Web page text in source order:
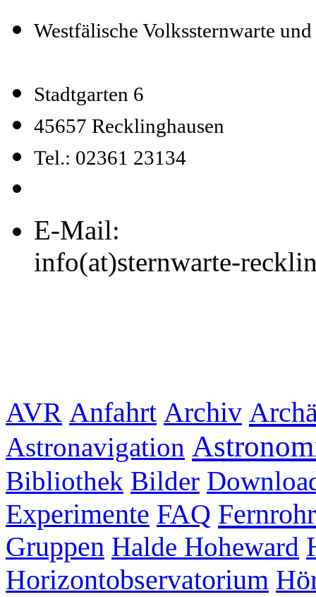
Westfälische Volkssternwarte
Stadtgarten 6
45657 Recklinghausen
Tel.: 02361 23134
E-Mail:
info(at)sternwarte-
AVR Anfahrt Archiv
Astronavigation
Bibliothek Bilder
Experimente FAQ Fernrohr
Gruppen Halde Hoheward
Horizontobservatorium